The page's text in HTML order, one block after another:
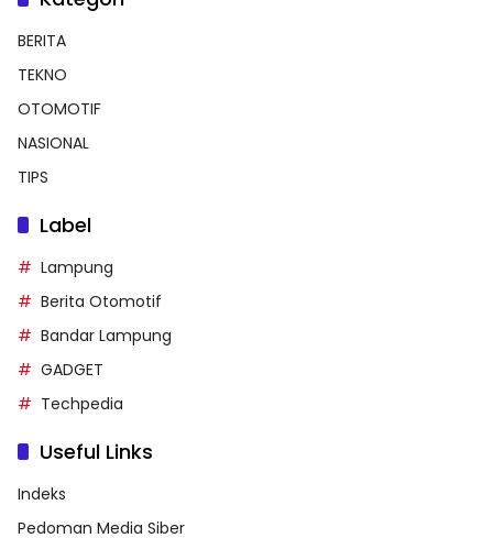
BERITA
TEKNO
OTOMOTIF
NASIONAL
TIPS
Label
Lampung
Berita Otomotif
Bandar Lampung
GADGET
Techpedia
Useful Links
Indeks
Pedoman Media Siber